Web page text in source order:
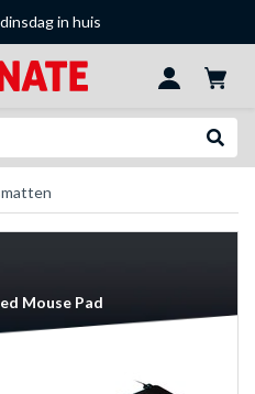
in huis
Mouse Pad